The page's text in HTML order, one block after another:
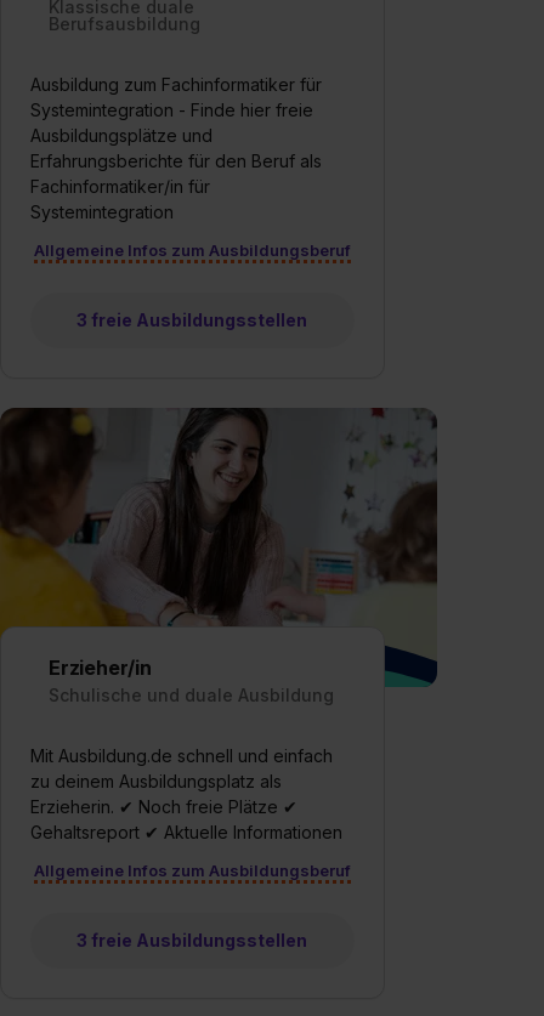
Klassische duale
Berufsausbildung
Ausbildung zum Fachinformatiker für
Systemintegration - Finde hier freie
Ausbildungsplätze und
Erfahrungsberichte für den Beruf als
Fachinformatiker/in für
Systemintegration
Allgemeine Infos zum Ausbildungsberuf
3 freie Ausbildungsstellen
Erzieher/in
Schulische und duale Ausbildung
Mit Ausbildung.de schnell und einfach
zu deinem Ausbildungsplatz als
Erzieherin. ✔ Noch freie Plätze ✔
Gehaltsreport ✔ Aktuelle Informationen
Allgemeine Infos zum Ausbildungsberuf
3 freie Ausbildungsstellen